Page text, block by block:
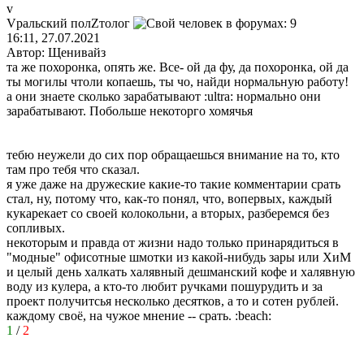
v
Vральский полZтолог
16:11, 27.07.2021
Автор: Щенивайз
та же похоронка, опять же. Все- ой да фу, да похоронка, ой да
ты могилы чтоли копаешь, ты чо, найди нормальную работу!
а они знаете сколько зарабатывают :ultra: нормально они
зарабатывают. Побольше некоторго хомячья
тебю неужели до сих пор обращаешься внимание на то, кто
там про тебя что сказал.
я уже даже на дружеские какие-то такие комментарии срать
стал, ну, потому что, как-то понял, что, вопервых, каждый
кукарекает со своей колокольни, а вторых, разберемся без
сопливых.
некоторым и правда от жизни надо только принарядиться в
"модные" офисотные шмотки из какой-нибудь зары или ХиМ
и целый день халкать халявный дешманский кофе и халявную
воду из кулера, а кто-то любит ручками пошурудить и за
проект получитсья несколько десятков, а то и сотен рублей.
каждому своё, на чужое мнение -- срать. :beach:
1 / 2